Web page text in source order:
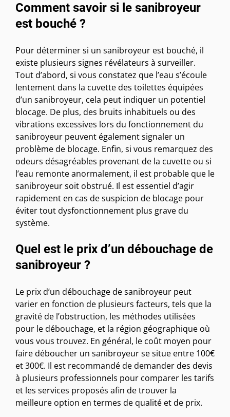
Comment savoir si le sanibroyeur
est bouché ?
Pour déterminer si un sanibroyeur est bouché, il
existe plusieurs signes révélateurs à surveiller.
Tout d’abord, si vous constatez que l’eau s’écoule
lentement dans la cuvette des toilettes équipées
d’un sanibroyeur, cela peut indiquer un potentiel
blocage. De plus, des bruits inhabituels ou des
vibrations excessives lors du fonctionnement du
sanibroyeur peuvent également signaler un
problème de blocage. Enfin, si vous remarquez des
odeurs désagréables provenant de la cuvette ou si
l’eau remonte anormalement, il est probable que le
sanibroyeur soit obstrué. Il est essentiel d’agir
rapidement en cas de suspicion de blocage pour
éviter tout dysfonctionnement plus grave du
système.
Quel est le prix d’un débouchage de
sanibroyeur ?
Le prix d’un débouchage de sanibroyeur peut
varier en fonction de plusieurs facteurs, tels que la
gravité de l’obstruction, les méthodes utilisées
pour le débouchage, et la région géographique où
vous vous trouvez. En général, le coût moyen pour
faire déboucher un sanibroyeur se situe entre 100€
et 300€. Il est recommandé de demander des devis
à plusieurs professionnels pour comparer les tarifs
et les services proposés afin de trouver la
meilleure option en termes de qualité et de prix.